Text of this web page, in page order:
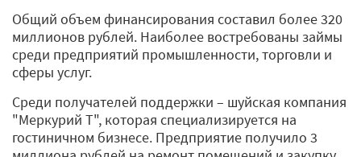
Общий объем финансирования составил более 320
миллионов рублей. Наиболее востребованы займы
среди предприятий промышленности, торговли и
сферы услуг.
Среди получателей поддержки – шуйская компания
"Меркурий Т", которая специализируется на
гостиничном бизнесе. Предприятие получило 3